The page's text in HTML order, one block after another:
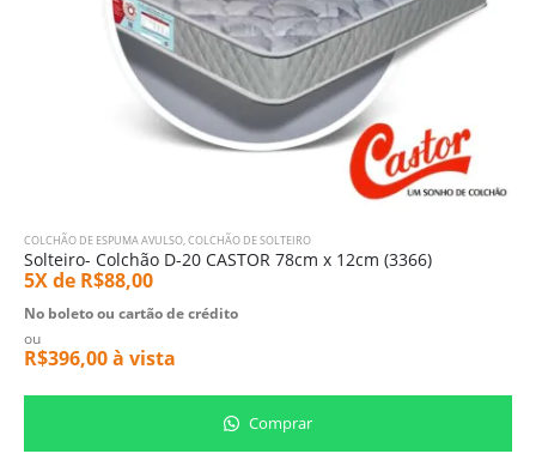
COLCHÃO DE ESPUMA AVULSO COLCHÃO DE SOLTEIRO
Solteiro- Colchão D-20 CASTOR 78cm x 12cm (3366)
5X de R$88,00
No boleto ou cartão de crédito
ou
R$396,00à vista
Comprar